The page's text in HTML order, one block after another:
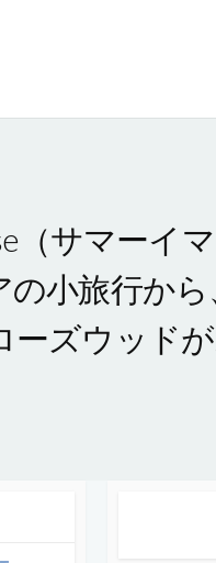
（サマーイ
小旅行から
ズウッド